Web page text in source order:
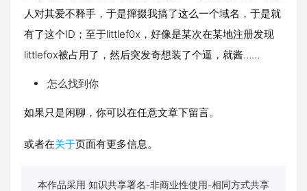
人对其爱不释手，于是撺掇我搞了这么一个域名，于是就
有了这个ID；至于littlef0x，好像是某次在某地注册发现
littlefox被占用了，然后突发奇想装了个逼，就酱……
怎么找到你
如果只是闲聊，你可以在任意文章下留言。
或者在关于页面有更多信息。
本作品采用 知识共享署名-非商业性使用-相同方式共享